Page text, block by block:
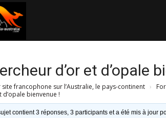
d’or et d’opale
site francophone sur l’Australie, le pays-continent ›
d’opale bienvenue !
contient 3 réponses, 3 participants et a été mis à jour